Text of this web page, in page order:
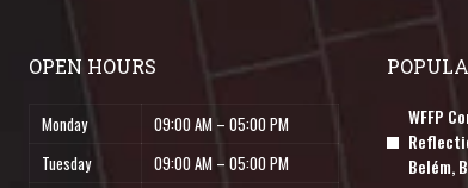
OPEN HOURS
Monday
09:00 AM – 05:00 PM
Tuesday
09:00 AM – 05:00 PM
WFFP
Belém,